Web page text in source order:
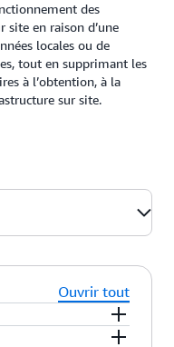
des
site en raison d’une
locales ou de
tout en supprimant les
à l’obtention, à la
sur site.
Ouvrir tout